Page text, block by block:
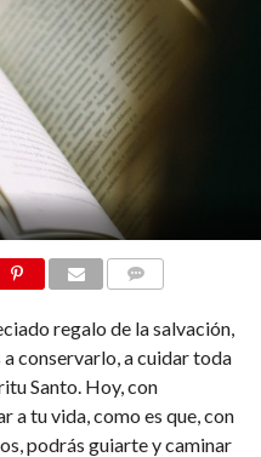
regalo de la salvación,
conservarlo, a cuidar toda
Santo. Hoy, con
a tu vida, como es que, con
podrás guiarte y caminar